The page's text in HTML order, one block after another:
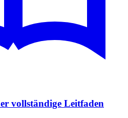
vollständige Leitfaden